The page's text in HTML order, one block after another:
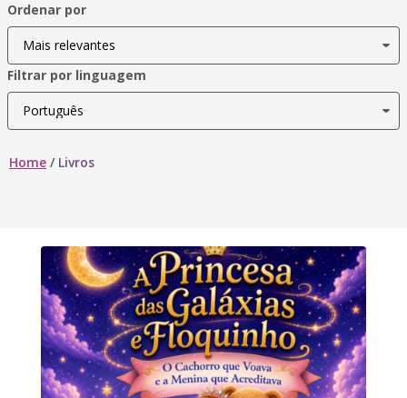
Ordenar por
Filtrar por linguagem
Home / Livros